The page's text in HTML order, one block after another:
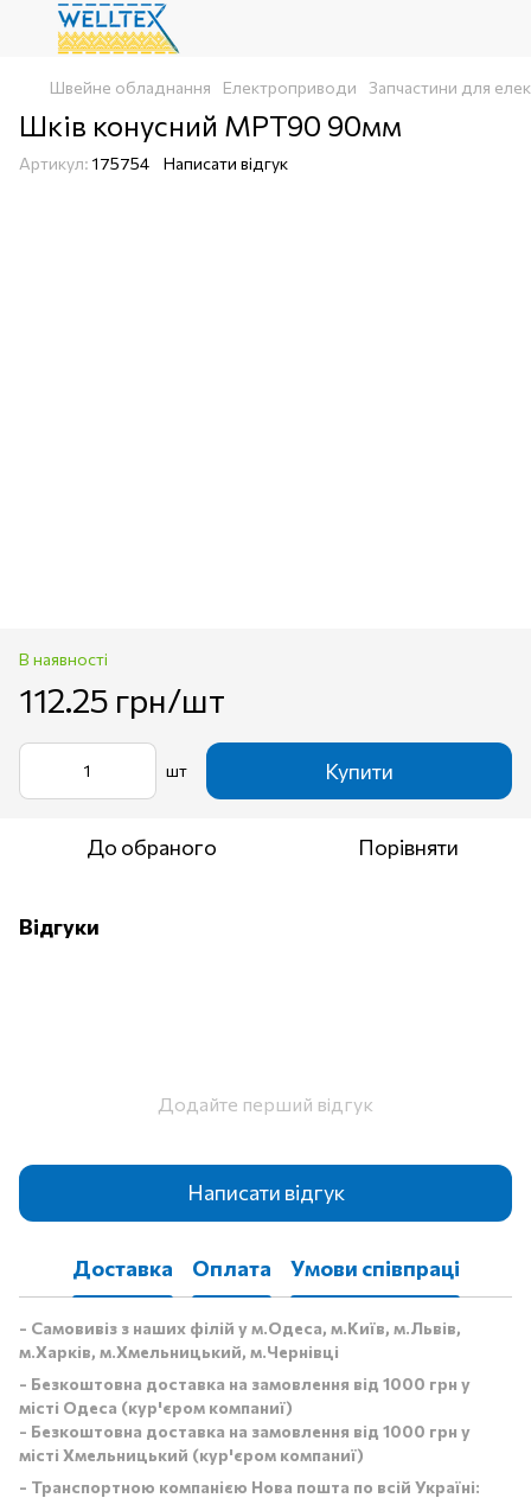
Швейне обладнання Електроприводи Запчастини для
Шків конусний MPT90 90мм
Артикул: 175754 Написати відгук
В наявності
112.25 грн/шт
шт Купити
До обраного Порівняти
Відгуки
Додайте перший відгук
Написати відгук
Доставка Оплата Умови співпраці
- Самовивіз з наших філій у м.Одеса, м.Київ, м.Львів,
м.Харків, м.Хмельницький, м.Чернівці
- Безкоштовна доставка на замовлення від 1000 грн у
місті Одеса (кур'єром компаниї)
- Безкоштовна доставка на замовлення від 1000 грн у
місті Хмельницький (кур'єром компаниї)
- Транспортною компанією Нова пошта по всій Україні: